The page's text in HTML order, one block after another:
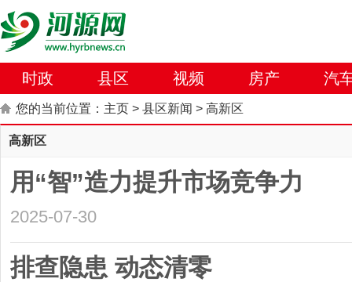
时政 县区 视频 房产 汽
您的当前位置： 主页 > 县区新闻 > 高新区
高新区
用“智”造力提升市场竞争力
2025-07-30
排查隐患 动态清零